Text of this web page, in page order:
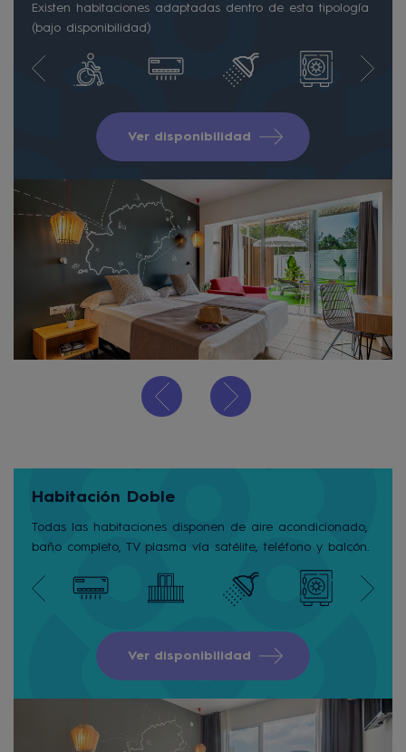
Existen habitaciones adaptadas dentro de esta tipología
(bajo disponibilidad)
Ver disponibilidad
Habitación Doble
Todas las habitaciones disponen de aire acondicionado,
baño completo, TV plasma vía satélite, teléfono y balcón.
Ver disponibilidad